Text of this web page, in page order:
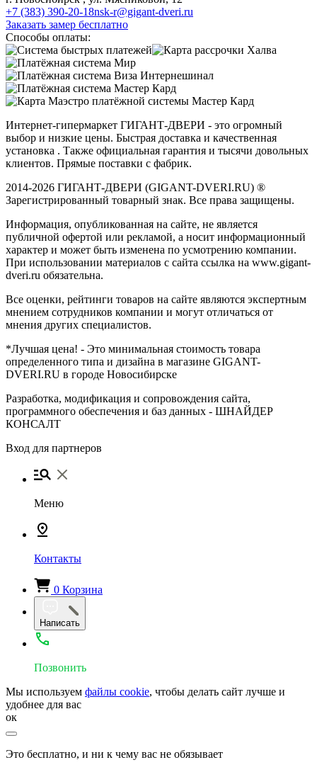
+7 (383) 390-20-18nsk-r@gigant-dveri.ru
Заказать замер бесплатно
Способы оплаты:
Интернет-гипермаркет ГИГАНТ-ДВЕРИ - это огромный
выбор и низкие цены. Быстрая доставка и качественная
установка . Также официальная гарантия и тысячи довольных
клиентов. Прямые поставки с фабрик.
2014-2026 ГИГАНТ-ДВЕРИ (GIGANT-DVERI.RU) ®
Зарегистрированный товарный знак. Все права защищены.
Информация, опубликованная на сайте, не является
публичной офертой или рекламой, а носит информационный
характер и может быть изменена по усмотрению компании.
При использовании материалов с сайта ссылка на www.gigant-
dveri.ru обязательна.
Все оценки, рейтинги товаров на сайте являются экспертным
мнением сотрудников компании и могут отличаться от
мнения других специалистов.
*Лучшая цена! - Это минимальная стоимость товара
определенного типа и дизайна в магазине GIGANT-
DVERI.RU в городе Новосибирске
Разработка, модификация и сопровождения сайта,
программного обеспечения и баз данных - ШНАЙДЕР
КОНСАЛТ
Вход для партнеров
Меню
Контакты
0 Корзина
Написать
Позвонить
Мы используем файлы cookie, чтобы делать сайт лучше и
удобнее для вас
ок
Это бесплатно, и ни к чему вас не обязывает